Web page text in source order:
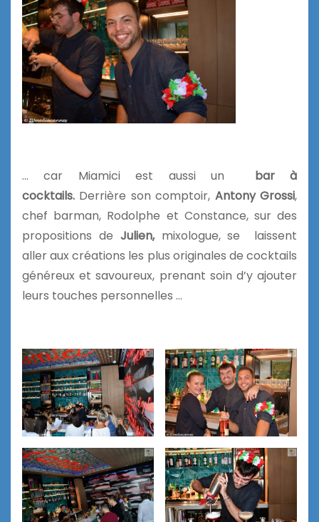
… car Miamici est aussi un
bar à
cocktails. Derrière son comptoir, Antony Grossi,
chef barman, Rodolphe et Constance, sur des
propositions de Julien, mixologue, se laissent
aller aux créations les plus originales de cocktails
généreux et savoureux, prenant soin d’y ajouter
leurs touches personnelles …